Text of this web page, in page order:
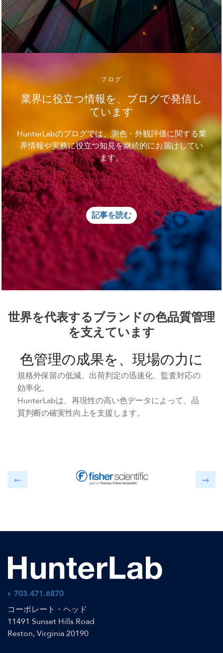
ブログ
業界に役立つ情報を、ブログで発信し
ています
HunterLabのブログでは、測色・外観評価に関する業
界情報や実務に役立つ知見を継続的にお届けしてい
ます。
記事を読む
世界を代表するブランドの色品質管理
を支えています
色管理の成果を、現場の力に
規格外保留の低減、出荷判定の迅速化、監査対応の
効率化。
HunterLabは、再現性の高い色データによって、品
質判断の確実性向上を支援します。
703.471.6870
コーポレート・ヘッド
11491 Sunset Hills Road
Reston, Virginia 20190